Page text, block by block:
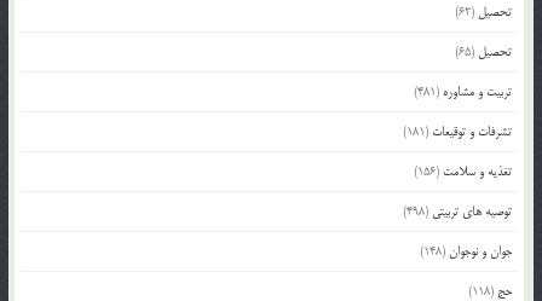
تحصیل (62)
تحصیل (65)
تربیت و مشاوره (481)
تشرفات و توقیعات (181)
تغذیه و سلامت (156)
توصیه های تربیتی (498)
جوان و نوجوان(148)
حج (118)